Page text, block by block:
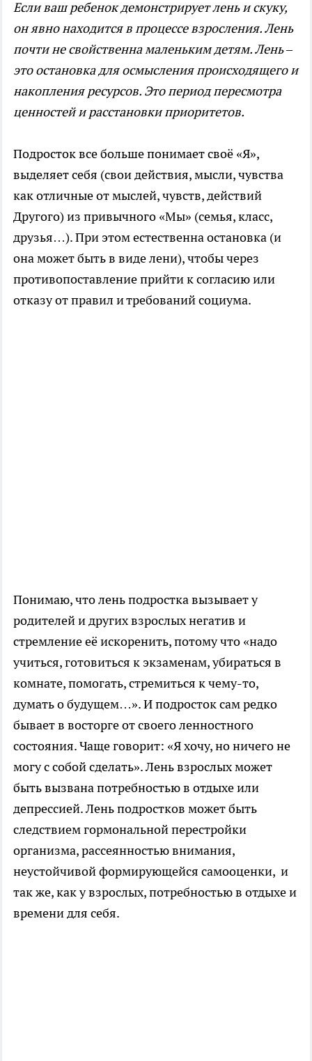
Если ваш ребенок демонстрирует лень и скуку,
он явно находится в процессе взросления. Лень
почти не свойственна маленьким детям. Лень –
это остановка для осмысления происходящего и
накопления ресурсов. Это период пересмотра
ценностей и расстановки приоритетов.
Подросток все больше понимает своё «Я»,
выделяет себя (свои действия, мысли, чувства
как отличные от мыслей, чувств, действий
Другого) из привычного «Мы» (семья, класс,
друзья…). При этом естественна остановка (и
она может быть в виде лени), чтобы через
противопоставление прийти к согласию или
отказу от правил и требований социума.
Понимаю, что лень подростка вызывает у
родителей и других взрослых негатив и
стремление её искоренить, потому что «надо
учиться, готовиться к экзаменам, убираться в
комнате, помогать, стремиться к чему-то,
думать о будущем…». И подросток сам редко
бывает в восторге от своего ленностного
состояния. Чаще говорит: «Я хочу, но ничего не
могу с собой сделать». Лень взрослых может
быть вызвана потребностью в отдыхе или
депрессией. Лень подростков может быть
следствием гормональной перестройки
организма, рассеянностью внимания,
неустойчивой формирующейся самооценки, и
так же, как у взрослых, потребностью в отдыхе и
времени для себя.